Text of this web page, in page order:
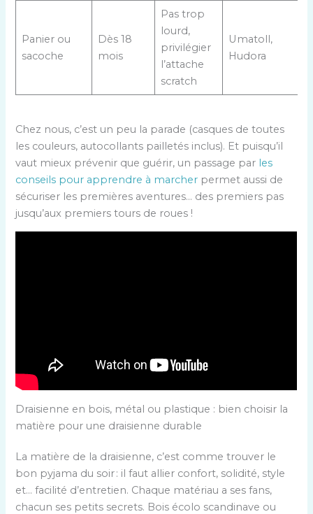
Panier ou
sacoche
Dès 18
mois
Pas trop
lourd,
privilégier
l’attache
scratch
Umatoll,
Hudora
Chez nous, c’est un peu la parade (casques de toutes
les couleurs, autocollants pailletés inclus). Et puisqu’il
vaut mieux prévenir que guérir, un passage par les
conseils pour apprendre à marcher permet aussi de
sécuriser les premières aventures… des premiers pas
jusqu’aux premiers tours de roues !
Draisienne en bois, métal ou plastique : bien choisir la
matière pour une draisienne durable
La matière de la draisienne, c’est comme trouver le
bon pyjama du soir : il faut allier confort, solidité, style
et… facilité d’entretien. Chaque matériau a ses fans,
chacun ses petits secrets. Bois écolo scandinave ou